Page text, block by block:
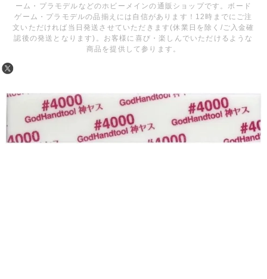
ーム・プラモデルなどのホビーメインの通販ショップです。ボード
ゲーム・プラモデルの品揃えには自信があります！12時までにご注
文いただければ当日発送させていただきます(休業日を除く/ご入金確
認後の発送となります)。お客様に喜び・楽しんでいただけるような
商品を提供して参ります。